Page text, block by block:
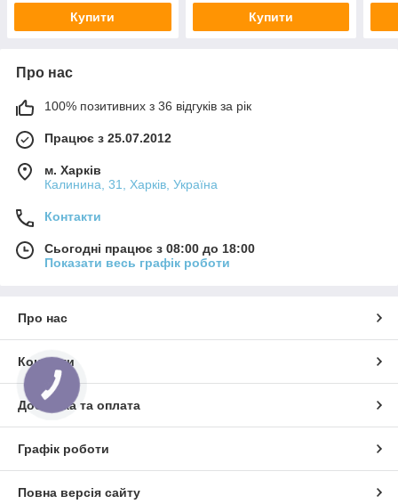
Купити Купити
Про нас
100% позитивних з 36 відгуків за рік
Працює з 25.07.2012
м. Харків
Калинина, 31, Харків, Україна
Контакти
Сьогодні працює з 08:00 до 18:00
Показати весь графік роботи
Про нас
Контакти
Доставка та оплата
Графік роботи
Повна версія сайту
КНОПКА
ЗВ'ЯЗКУ